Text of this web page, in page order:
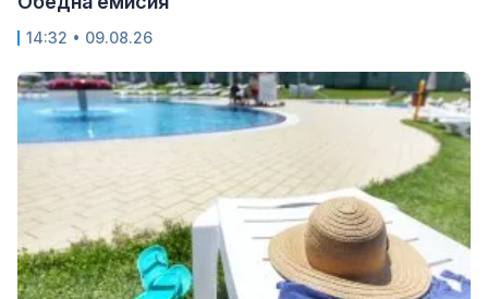
14:32 • 09.08.26